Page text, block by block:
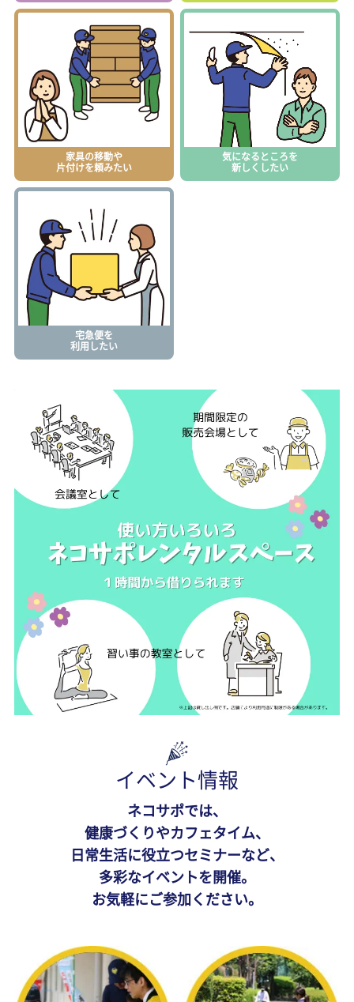
家具の移動や
片付けを頼みたい
気になるところを
新しくしたい
宅急便を
利用したい
イベント情報
ネコサポでは、
健康づくりやカフェタイム、
日常生活に役立つセミナーなど、
多彩なイベントを開催。
お気軽にご参加ください。